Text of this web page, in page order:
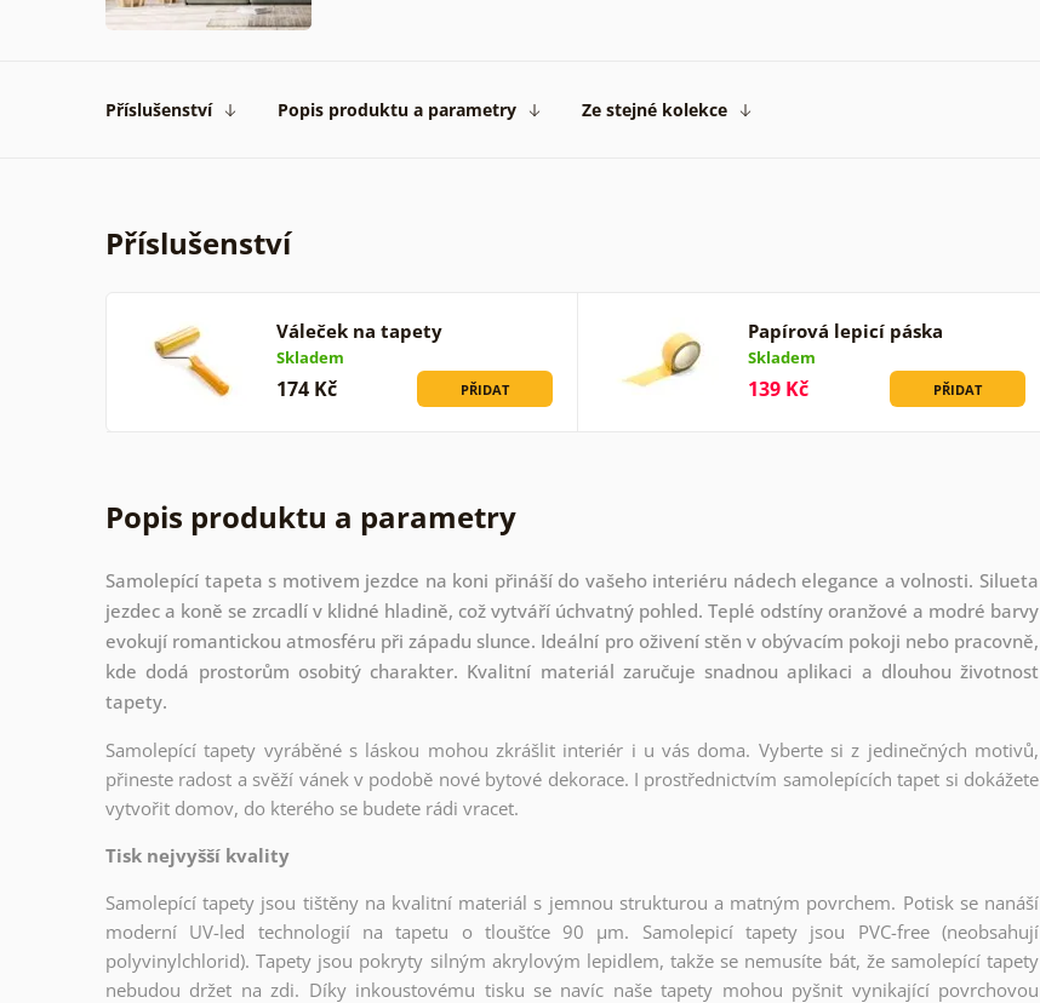
Příslušenství Popis produktu a parametry Ze stejné kolekce
Příslušenství
Váleček na tapety
Skladem
174 Kč PŘIDAT
Papírová lepicí páska
Skladem
139 Kč PŘIDAT
Popis produktu a parametry
Samolepící tapeta s motivem jezdce na koni přináší do vašeho interiéru nádech elegance a volnosti. Silueta
jezdec a koně se zrcadlí v klidné hladině, což vytváří úchvatný pohled. Teplé odstíny oranžové a modré barvy
evokují romantickou atmosféru při západu slunce. Ideální pro oživení stěn v obývacím pokoji nebo pracovně,
kde dodá prostorům osobitý charakter. Kvalitní materiál zaručuje snadnou aplikaci a dlouhou životnost
tapety.
Samolepící tapety vyráběné s láskou mohou zkrášlit interiér i u vás doma. Vyberte si z jedinečných motivů,
přineste radost a svěží vánek v podobě nové bytové dekorace. I prostřednictvím samolepících tapet si dokážete
vytvořit domov, do kterého se budete rádi vracet.
Tisk nejvyšší kvality
Samolepící tapety jsou tištěny na kvalitní materiál s jemnou strukturou a matným povrchem. Potisk se nanáší
moderní UV-led technologií na tapetu o tloušťce 90 µm. Samolepicí tapety jsou PVC-free (neobsahují
polyvinylchlorid). Tapety jsou pokryty silným akrylovým lepidlem, takže se nemusíte bát, že samolepící tapety
nebudou držet na zdi. Díky inkoustovému tisku se navíc naše tapety mohou pyšnit vynikající povrchovou